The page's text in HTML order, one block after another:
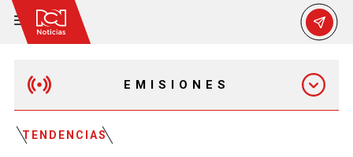
EMISIONES
TENDENCIAS